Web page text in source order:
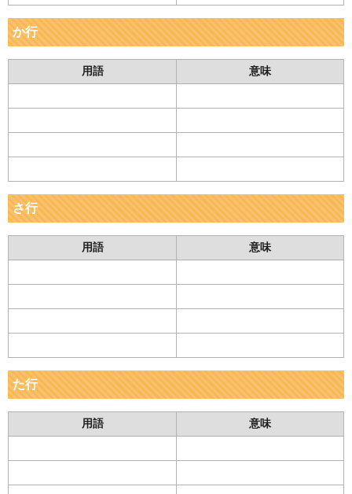
か行
用語 意味
さ行
用語 意味
た行
用語 意味